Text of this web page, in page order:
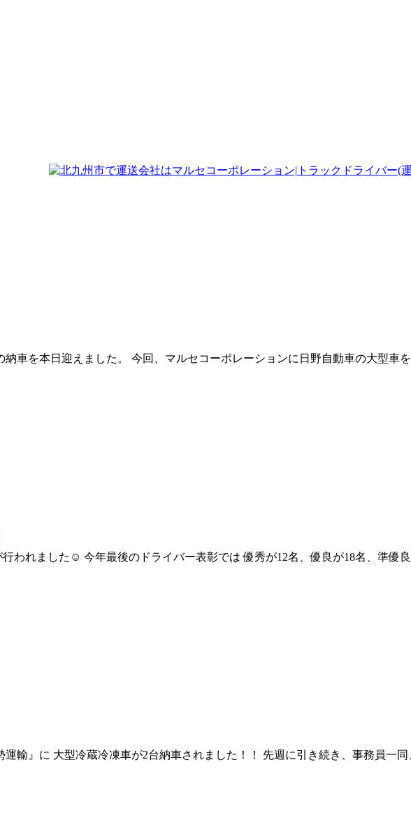
納車を本日迎えました。 今回、マルセコーポレーションに日野自動車の大型車
行われました☺︎ 今年最後のドライバー表彰では 優秀が12名、優良が18名、準優
運輸』に 大型冷蔵冷凍車が2台納車されました！！ 先週に引き続き、事務員一